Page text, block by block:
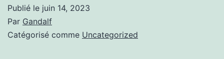
Publié le juin 14, 2023
Par Gandalf
Catégorisé comme Uncategorized